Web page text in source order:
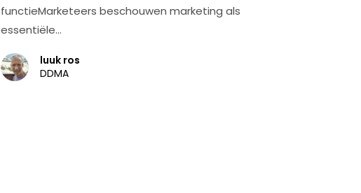
functieMarketeers beschouwen marketing als
essentiële…
luuk ros
DDMA